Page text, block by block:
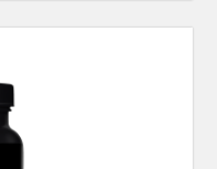
sem ugotovil, da
drugega: ko
da imajo zelo